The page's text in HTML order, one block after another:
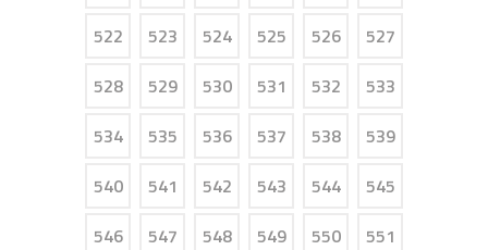
522
523 524 525 526
527
528
529 530 531 532
533
534
535 536 537 538
539
540
541 542 543 544
545
546
547 548 549 550
551